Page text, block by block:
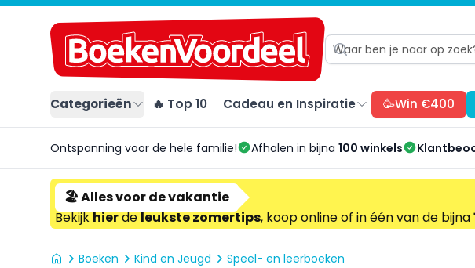
Categorieën 🔥 Top 10 Cadeau en Inspiratie 🥳Win €400
Ontspanning voor de hele familie! Afhalen in bijna 100 winkels
🏖️ Alles voor de vakantie
Bekijkhierdeleukste zomertips, koop online of in één van de bijna
Boeken Kind en Jeugd Speel- en leerboeken